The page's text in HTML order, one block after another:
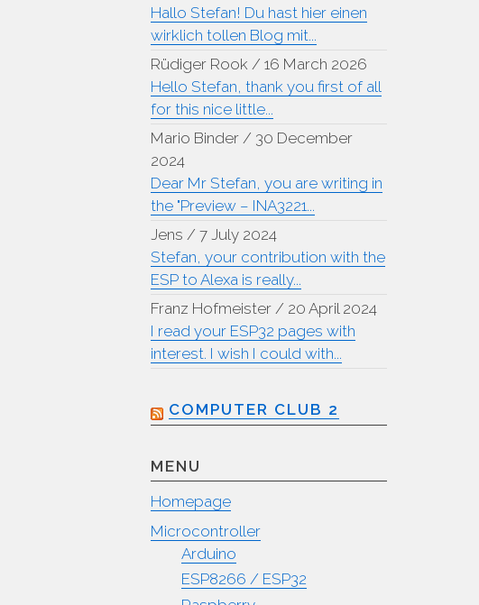
Hallo Stefan! Du hast hier einen
wirklich tollen Blog mit...
Rüdiger Rook / 16 March 2026
Hello Stefan, thank you first of all
for this nice little...
Mario Binder/ 30 December
2024
Dear Mr Stefan, you are writing in
the "Preview – INA3221...
Jens / 7 July 2024
Stefan, your contribution with the
ESP to Alexa is really...
Franz Hofmeister/ 20 April 2024
I read your ESP32 pages with
interest. I wish I could with...
COMPUTER CLUB 2
MENU
Homepage
Microcontroller
Arduino
ESP8266 / ESP32